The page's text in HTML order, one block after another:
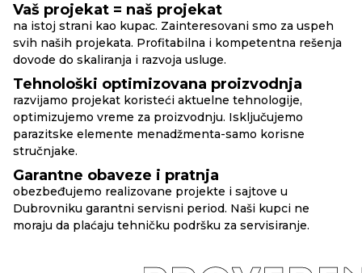
Vaš projekat = naš projekat
na istoj strani kao kupac. Zainteresovani smo za uspeh
svih naših projekata. Profitabilna i kompetentna rešenja
dovode do skaliranja i razvoja usluge.
Tehnološki optimizovana proizvodnja
razvijamo projekat koristeći aktuelne tehnologije,
optimizujemo vreme za proizvodnju. Isključujemo
parazitske elemente menadžmenta-samo korisne
stručnjake.
Garantne obaveze i pratnja
obezbeđujemo realizovane projekte i sajtove u
Dubrovniku garantni servisni period. Naši kupci ne
moraju da plaćaju tehničku podršku za servisiranje.